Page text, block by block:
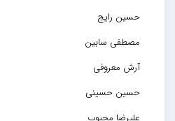
حسین رایج
مصطفی سابین
آرش معروفی
حسین حسینی
علیرضا محبوب